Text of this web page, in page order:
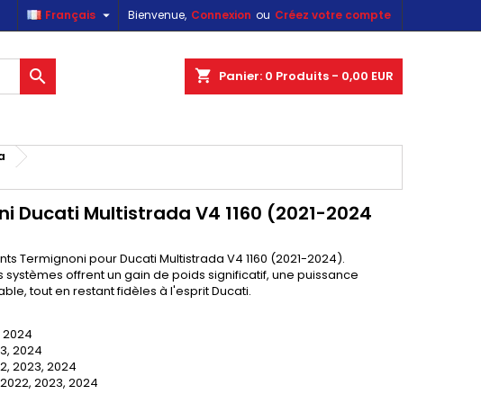
Bienvenue, Connexion ou Créez votre compte
Français 
shopping_cart Panier: 0 Produits - 0,00 EUR

Ducati Multistrada V4 1160 (2021-2024
Termignoni pour Ducati Multistrada V4 1160 (2021-2024).
offrent un gain de poids significatif, une puissance
tout en restant fidèles à l'esprit Ducati.
2024
2024
2023, 2024
2023, 2024
liste